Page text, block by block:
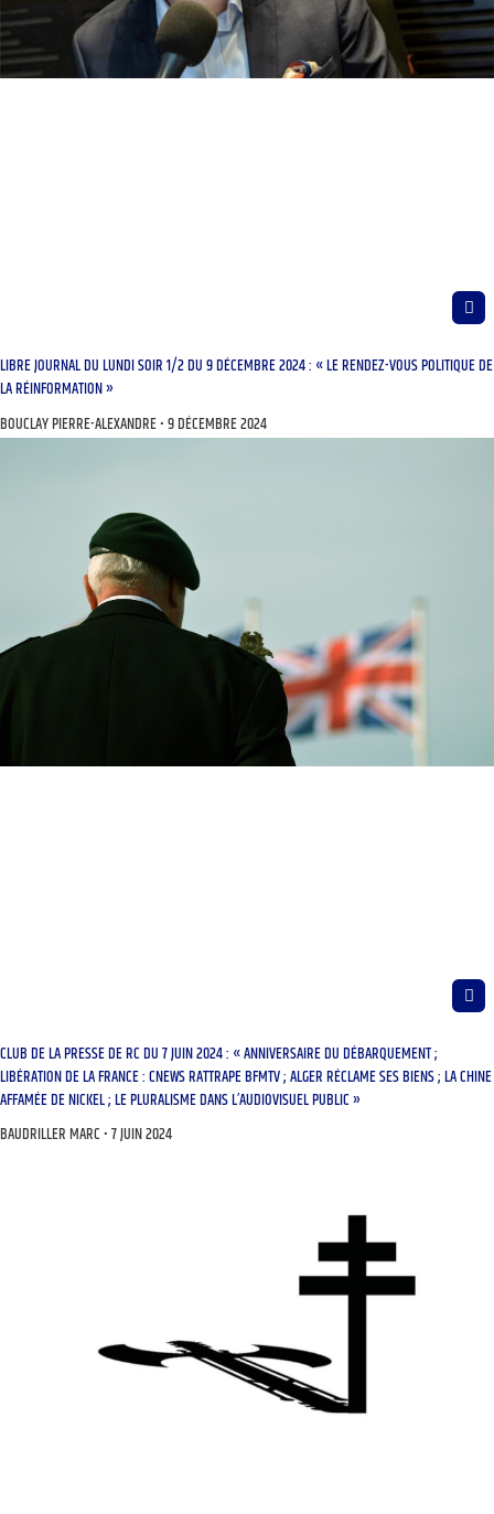
LIBRE JOURNAL DU LUNDI SOIR 1/2 DU 9 DÉCEMBRE 2024 : « LE RENDEZ-VOUS POLITIQUE DE
LA RÉINFORMATION »
BOUCLAY PIERRE-ALEXANDRE 9 DÉCEMBRE 2024
CLUB DE LA PRESSE DE RC DU 7 JUIN 2024 : « ANNIVERSAIRE DU DÉBARQUEMENT ;
LIBÉRATION DE LA FRANCE : CNEWS RATTRAPE BFMTV ; ALGER RÉCLAME SES BIENS ; LA CHINE
AFFAMÉE DE NICKEL ; LE PLURALISME DANS L’AUDIOVISUEL PUBLIC »
BAUDRILLER MARC 7 JUIN 2024